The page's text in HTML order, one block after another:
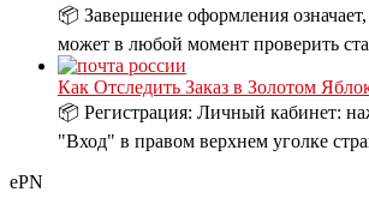
📦 Завершение оформления
может в любой момент проверить
Как Отследить Заказ в Золотом
📦 Регистрация: Личный кабинет:
"Вход" в правом верхнем уголке
ePN